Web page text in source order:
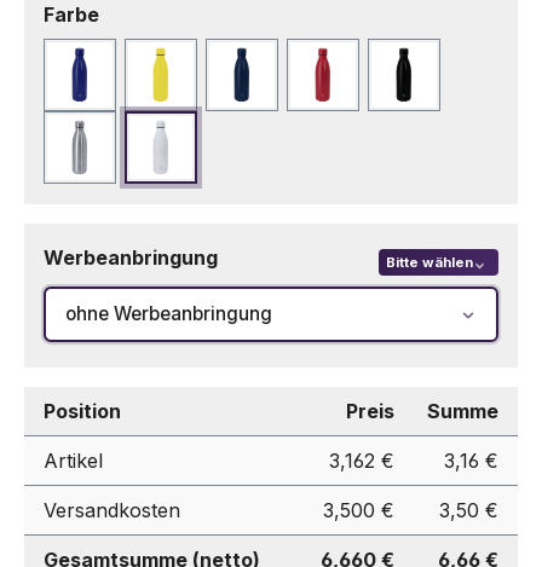
Farbeauswählen
Blau Gelb MarineblauRot Schwarz
Werbeanbringung Bitte wählen
ohne Werbeanbringung
Position Preis Summe
Artikel 3,162 € 3,16 €
Versandkosten 3,500 € 3,50 €
Gesamtsumme (netto) 6,660 € 6,66 €